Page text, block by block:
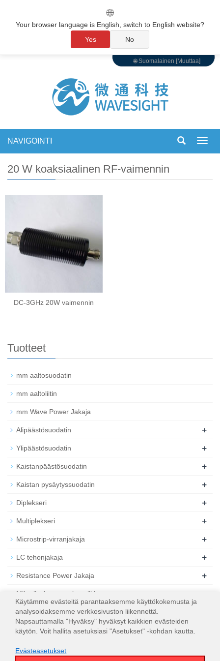
🌐 Suomalainen [Muuttaa]
NAVIGOINTI
20 W koaksiaalinen RF-vaimennin
DC-3GHz 20W vaimennin
Tuotteet
mm aaltosuodatin
mm aaltoliitin
mm Wave Power Jakaja
Alipäästösuodatin +
Ylipäästösuodatin +
Kaistanpäästösuodatin +
Kaistan pysäytyssuodatin +
Diplekseri +
Multiplekseri +
Microstrip-virranjakaja +
LC tehonjakaja +
Resistance Power Jakaja +
Mikroliuskasuuntainen liitin
Microstrip 3dB hybridiliitin
Koaksiaalinen RF-vaimennin
Koaksiaalinen RF-kuorma
Käytämme evästeitä parantaaksemme käyttökokemusta ja
analysoidaksemme verkkosivuston liikennettä.
Napsauttamalla "Hyväksy" hyväksyt kaikkien evästeiden
käytön. Voit hallita asetuksiasi "Asetukset" -kohdan kautta.
Evästeasetukset
🌐
Your browser language is English, switch to English website?
Yes
No